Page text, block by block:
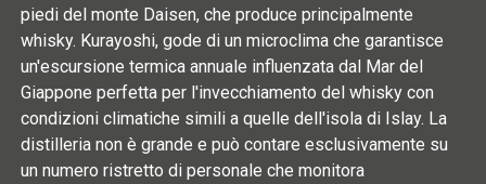
piedi del monte Daisen, che produce principalmente
whisky. Kurayoshi, gode di un microclima che garantisce
un'escursione termica annuale influenzata dal Mar del
Giappone perfetta per l'invecchiamento del whisky con
condizioni climatiche simili a quelle dell'isola di Islay. La
distilleria non è grande e può contare esclusivamente su
un numero ristretto di personale che monitora